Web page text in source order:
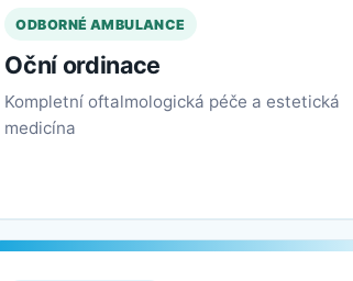
ODBORNÉ AMBULANCE
Oční ordinace
Kompletní oftalmologická péče a estetická
medicína